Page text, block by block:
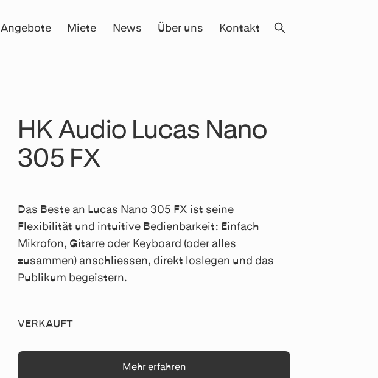
Angebote Miete News Über uns Kontakt
HK Audio Lucas Nano
305 FX
Das Beste an Lucas Nano 305 FX ist seine
Flexibilität und intuitive Bedienbarkeit: Einfach
Mikrofon, Gitarre oder Keyboard (oder alles
zusammen) anschliessen, direkt loslegen und das
Publikum begeistern.
VERKAUFT
Mehr erfahren